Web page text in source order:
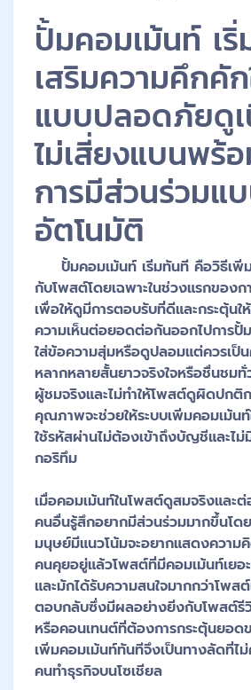
ปั้มคอมเม้นท์ เ
เสริมความคึกคั
แบบปลอดภัยดู
ไม่เสี่ยงแบนพร้
การมีส่วนร่วมแ
อัตโนมัติ
ปั้มคอมเม้นท์ เริ่มทันที คือวิธีเพิ่ม
กับโพสต์โดยเฉพาะในช่วงแรกของ
เพื่อให้ดูมีการตอบรับที่ดีและกระตุ้น
ความเห็นต่อยอดต่อกันออกไปการปั้
ใส่ข้อความสุ่มหรือดูปลอมแต่ควรเป็
หลากหลายสั้นยาวจริงใจหรือชื่นชมทั่
ผู้ชมจริงและไม่ทำให้โพสต์ดูผิดปกติ
คุณภาพจะช่วยให้ระบบเพิ่มคอมเม้น
ใช้รหัสผ่านไม่ต้องเข้าถึงบัญชีและไ
กอริทึม
เมื่อคอมเม้นท์ในโพสต์ดูสมจริงและต่
คนอื่นรู้สึกอยากมีส่วนร่วมมากขึ้นโดย
มนุษย์มีแนวโน้มจะอยากแสดงความ
คนคุยอยู่แล้วโพสต์ที่มีคอมเม้นท์เย
และมักได้รับความสนใจมากกว่าโพส
ตอบกลับซึ่งมีผลอย่างยิ่งกับโพสต์รี
หรือคอนเทนต์ที่ต้องการกระตุ้นยอด
เพิ่มคอมเม้นท์ทันทีจึงเป็นทางลัดที่ไ
คนทำธุรกิจบนโซเชียล